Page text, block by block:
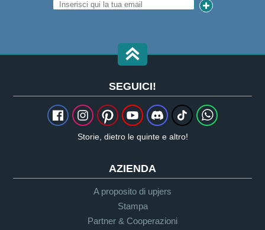
SEGUICI!
Storie, dietro le quinte e altro!
AZIENDA
A proposito di upjers
Stampa
Partner & Cooperazioni